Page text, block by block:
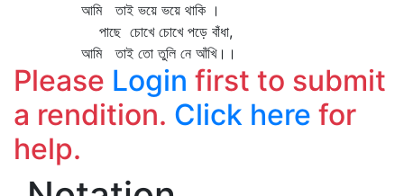
আমি তাই ভয়ে ভয়ে থাকি ।
পাছে চোখে চোখে পড়ে বাঁধা,
আমি তাই তো তুলি নে আঁখি।।
Please Login first to submit
a rendition. Click here for
help.